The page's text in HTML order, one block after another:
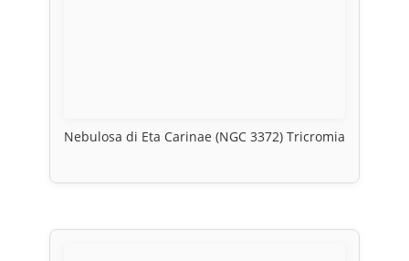
Nebulosa di Eta Carinae (NGC 3372) Tricromia